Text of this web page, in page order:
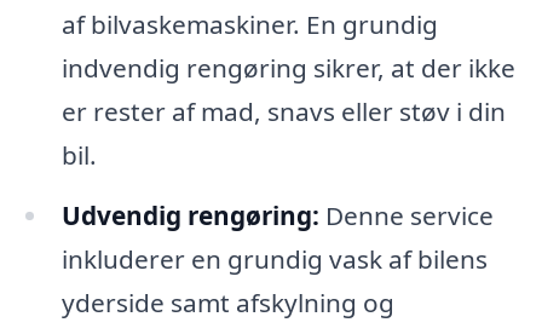
af bilvaskemaskiner. En grundig
indvendig rengøring sikrer, at der ikke
er rester af mad, snavs eller støv i din
bil.
Udvendig rengøring: Denne service
inkluderer en grundig vask af bilens
yderside samt afskylning og